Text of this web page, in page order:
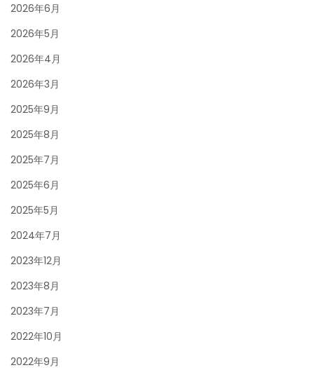
2026年6月
2026年5月
2026年4月
2026年3月
2025年9月
2025年8月
2025年7月
2025年6月
2025年5月
2024年7月
2023年12月
2023年8月
2023年7月
2022年10月
2022年9月